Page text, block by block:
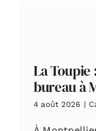
La
bureau à
4 août 2026 |